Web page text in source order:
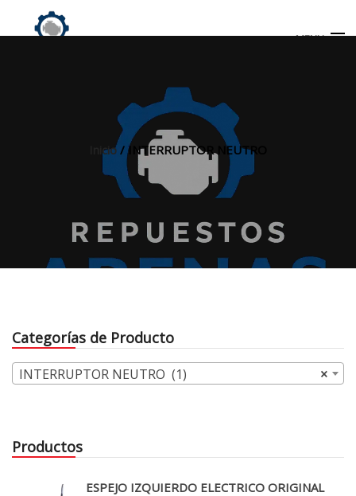
MENU
Inicio/ INTERRUPTOR NEUTRO
Categorías de Producto
×
INTERRUPTOR NEUTRO (1)
Productos
ESPEJO IZQUIERDO ELECTRICO ORIGINAL